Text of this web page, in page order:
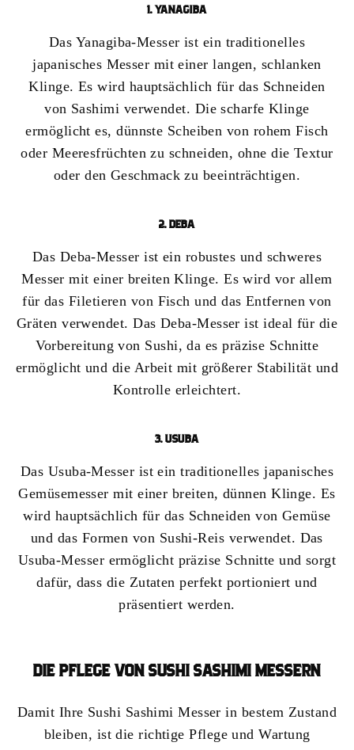
1. YANAGIBA
Das Yanagiba-Messer ist ein traditionelles
japanisches Messer mit einer langen, schlanken
Klinge. Es wird hauptsächlich für das Schneiden
von Sashimi verwendet. Die scharfe Klinge
ermöglicht es, dünnste Scheiben von rohem Fisch
oder Meeresfrüchten zu schneiden, ohne die Textur
oder den Geschmack zu beeinträchtigen.
2. DEBA
Das Deba-Messer ist ein robustes und schweres
Messer mit einer breiten Klinge. Es wird vor allem
für das Filetieren von Fisch und das Entfernen von
Gräten verwendet. Das Deba-Messer ist ideal für die
Vorbereitung von Sushi, da es präzise Schnitte
ermöglicht und die Arbeit mit größerer Stabilität und
Kontrolle erleichtert.
3. USUBA
Das Usuba-Messer ist ein traditionelles japanisches
Gemüsemesser mit einer breiten, dünnen Klinge. Es
wird hauptsächlich für das Schneiden von Gemüse
und das Formen von Sushi-Reis verwendet. Das
Usuba-Messer ermöglicht präzise Schnitte und sorgt
dafür, dass die Zutaten perfekt portioniert und
präsentiert werden.
DIE PFLEGE VON SUSHI SASHIMI MESSERN
Damit Ihre Sushi Sashimi Messer in bestem Zustand
bleiben, ist die richtige Pflege und Wartung